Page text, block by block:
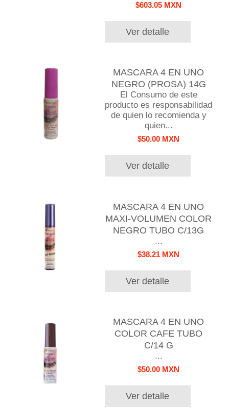
$603.05 MXN
Ver detalle
MASCARA 4 EN UNO
NEGRO (PROSA) 14G
El Consumo de este
producto es responsabilidad
de quien lo recomienda y
quien...
$50.00 MXN
Ver detalle
MASCARA 4 EN UNO
MAXI-VOLUMEN COLOR
NEGRO TUBO C/13G
...
$38.21 MXN
Ver detalle
MASCARA 4 EN UNO
COLOR CAFE TUBO
C/14 G
...
$50.00 MXN
Ver detalle